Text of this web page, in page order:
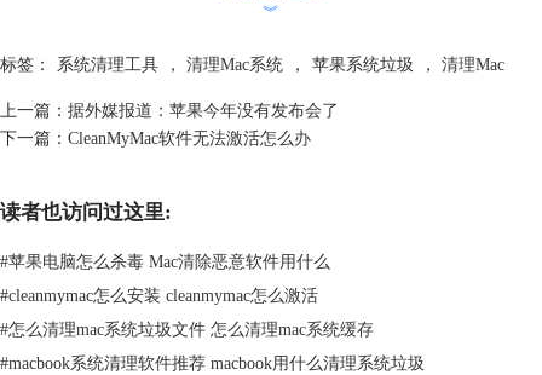
全面清理。点击“智能清理”选项（注：这个选项包含了清理项目
了。
︾
标签： 系统清理工具 ， 清理Mac系统 ， 苹果系统垃圾 ， 清理Mac
上一篇： 据外媒报道：苹果今年没有发布会了
下一篇： CleanMyMac软件无法激活怎么办
读者也访问过这里:
#苹果电脑怎么杀毒 Mac清除恶意软件用什么
#cleanmymac怎么安装 cleanmymac怎么激活
#怎么清理mac系统垃圾文件 怎么清理mac系统缓存
#macbook系统清理软件推荐 macbook用什么清理系统垃圾